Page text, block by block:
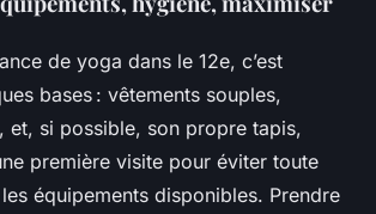
de yoga dans le 12e, c’est
bases : vêtements souples,
et, si possible, son propre tapis,
première visite pour éviter toute
équipements disponibles. Prendre